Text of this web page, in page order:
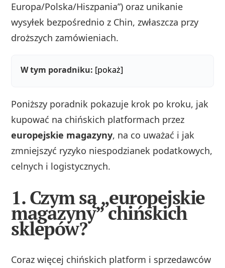
Europa/Polska/Hiszpania”) oraz unikanie
wysyłek bezpośrednio z Chin, zwłaszcza przy
droższych zamówieniach.
W tym poradniku: [pokaż]
Poniższy poradnik pokazuje krok po kroku, jak
kupować na chińskich platformach przez
europejskie magazyny, na co uważać i jak
zmniejszyć ryzyko niespodzianek podatkowych,
celnych i logistycznych.
1. Czym są „europejskie
magazyny” chińskich
sklepów?
Coraz więcej chińskich platform i sprzedawców